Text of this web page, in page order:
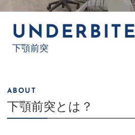
UNDERBITE
下顎前突
ABOUT
下顎前突とは？